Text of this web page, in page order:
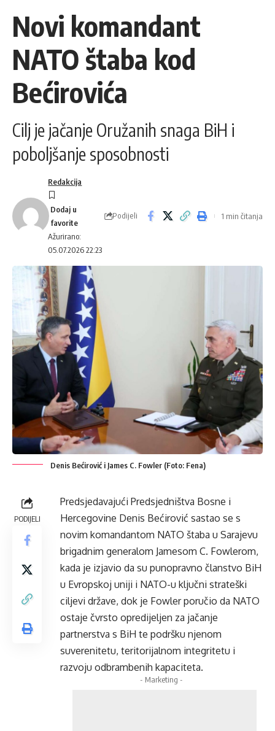
Novi komandant
NATO štaba kod
Bećirovića
Cilj je jačanje Oružanih snaga BiH i
poboljšanje sposobnosti
Ažurirano:
05.07.2026 22:23
Redakcija
Podijeli 1 min čitanja
Denis Bećirović i James C. Fowler (Foto: Fena)
PODIJELI
Predsjedavajući Predsjedništva Bosne i
Hercegovine Denis Bećirović sastao se s
novim komandantom NATO štaba u Sarajevu
brigadnim generalom Jamesom C. Fowlerom,
kada je izjavio da su punopravno članstvo BiH
u Evropskoj uniji i NATO-u ključni strateški
ciljevi države, dok je Fowler poručio da NATO
ostaje čvrsto opredijeljen za jačanje
partnerstva s BiH te podršku njenom
suverenitetu, teritorijalnom integritetu i
razvoju odbrambenih kapaciteta.
- Marketing -